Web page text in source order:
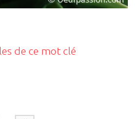
de ce mot clé